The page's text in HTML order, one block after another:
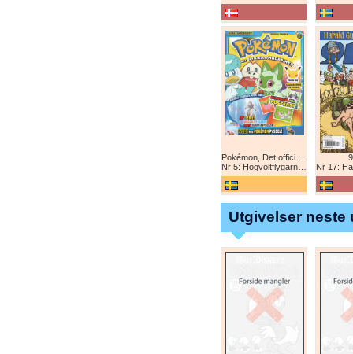
Nr 5: Högvoltflygarna mot Svart Rayquaza!
Nr 17: Harald
Utgivelser neste